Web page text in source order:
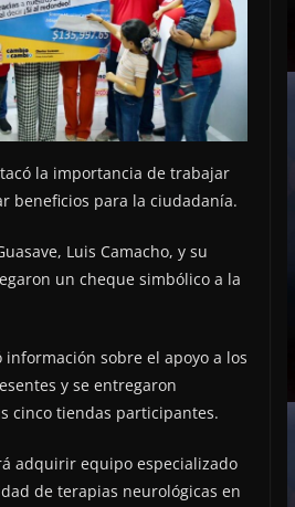
la importancia de trabajar
beneficios para la ciudadanía.
Luis Camacho, y su
un cheque simbólico a la
información sobre el apoyo a los
y se entregaron
cinco tiendas participantes.
adquirir equipo especializado
de terapias neurológicas en